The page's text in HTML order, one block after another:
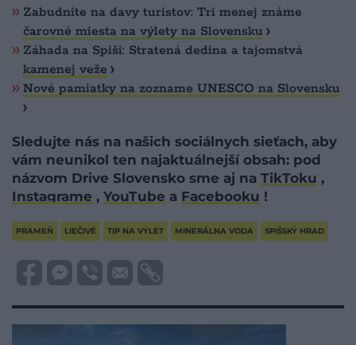
Zabudnite na davy turistov: Tri menej známe
čarovné miesta na výlety na Slovensku
Záhada na Spiši: Stratená dedina a tajomstvá
kamenej veže
Nové pamiatky na zozname UNESCO na Slovensku
Sledujte nás na našich sociálnych sieťach, aby
vám neunikol ten najaktuálnejší obsah: pod
názvom Drive Slovensko sme aj na TikToku ,
Instagrame , YouTube a Facebooku !
PRAMEŇ LIEČIVÉ TIP NA VÝLET MINERÁLNA VODA SPIŠSKÝ HRAD